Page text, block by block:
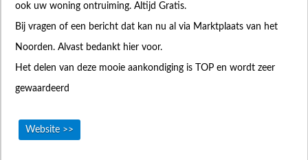
ook uw woning ontruiming. Altijd Gratis.
Bij vragen of een bericht dat kan nu al via Marktplaats van het
Noorden. Alvast bedankt hier voor.
Het delen van deze mooie aankondiging is TOP en wordt zeer
gewaardeerd
Website >>